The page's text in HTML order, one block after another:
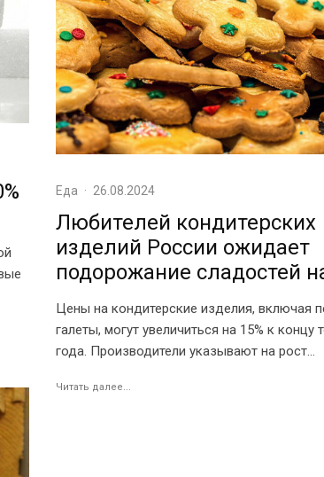
Еда · 26.08.2024
Любителей кондитерских
изделий России ожидает
подорожание сладостей
Цены на кондитерские изделия, включая
галеты, могут увеличиться на 15% к концу
года. Производители указывают на рост...
Читать далее...